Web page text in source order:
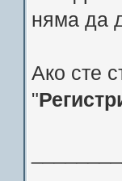
няма да
Ако сте
"